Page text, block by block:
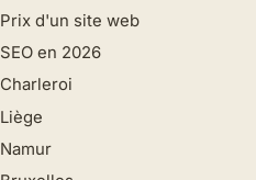
Prix d'un site web
SEO en 2026
Charleroi
Liège
Namur